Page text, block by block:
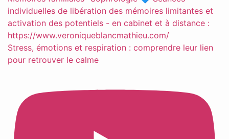
Stress, émotions et respiration : comprendre leur lien
pour retrouver le calme